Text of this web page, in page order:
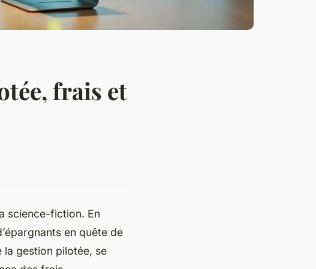
frais et
science-fiction. En
en quête de
la gestion pilotée, se